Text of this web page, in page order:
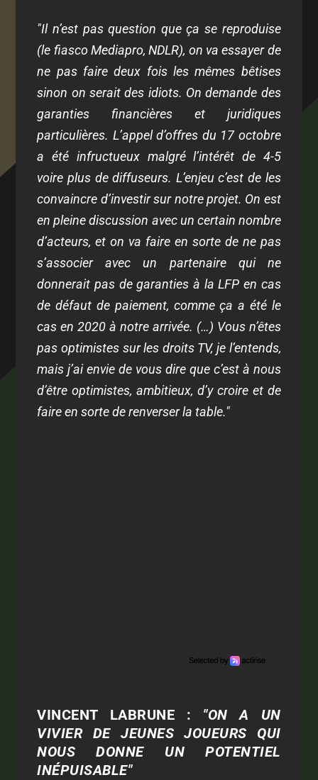
"Il n’est pas question que ça se reproduise
(le fiasco Mediapro, NDLR), on va essayer de
ne pas faire deux fois les mêmes bêtises
sinon on serait des idiots. On demande des
garanties financières et juridiques
particulières. L’appel d’offres du 17 octobre
a été infructueux malgré l’intérêt de 4-5
voire plus de diffuseurs. L’enjeu c’est de les
convaincre d’investir sur notre projet. On est
en pleine discussion avec un certain nombre
d’acteurs, et on va faire en sorte de ne pas
s’associer avec un partenaire qui ne
donnerait pas de garanties à la LFP en cas
de défaut de paiement, comme ça a été le
cas en 2020 à notre arrivée. (…) Vous n’êtes
pas optimistes sur les droits TV, je l’entends,
mais j’ai envie de vous dire que c’est à nous
d’être optimistes, ambitieux, d’y croire et de
faire en sorte de renverser la table."
VINCENT LABRUNE : "ON A UN
VIVIER DE JEUNES JOUEURS QUI
NOUS DONNE UN POTENTIEL
INÉPUISABLE"